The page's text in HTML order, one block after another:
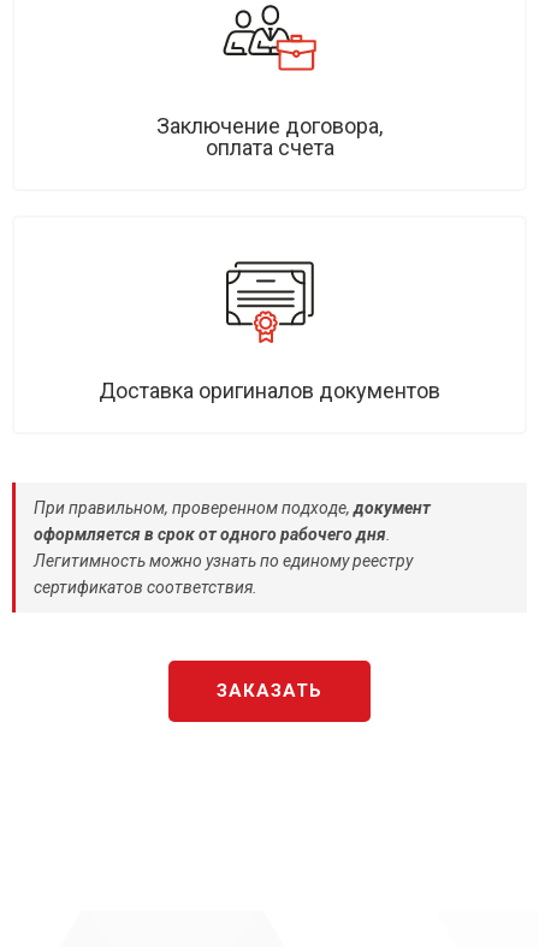
Заключение договора,
оплата счета
Доставка оригиналов документов
При правильном, проверенном подходе,документ
оформляется в срок от одного рабочего дня.
Легитимность можно узнать по единому реестру
сертификатов соответствия.
ЗАКАЗАТЬ